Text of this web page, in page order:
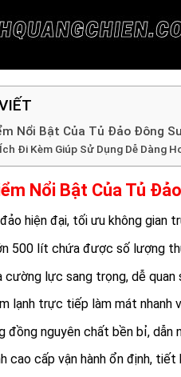
Nổi Bật Của Tủ Đảo Đông
Đi Kèm Giúp Sử Dụng Dễ Dàng
Nổi Bật Của Tủ
hiện đại, tối ưu không gian
500 lít chứa được số lượng
cường lực sang trọng, dễ
lạnh trực tiếp làm mát nhanh
đồng nguyên chất bền bỉ,
cao cấp vận hành ổn định, tiết